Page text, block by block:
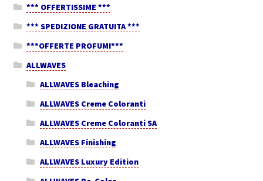
*** OFFERTISSIME ***
*** SPEDIZIONE GRATUITA ***
***OFFERTE PROFUMI***
ALLWAVES
ALLWAVES Bleaching
ALLWAVES Creme Coloranti
ALLWAVES Creme Coloranti SA
ALLWAVES Finishing
ALLWAVES Luxury Edition